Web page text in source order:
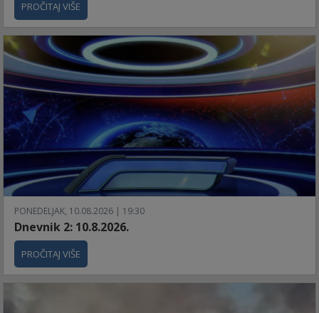
PROČITAJ VIŠE
PONEDELJAK, 10.08.2026 | 19:30
Dnevnik 2: 10.8.2026.
PROČITAJ VIŠE